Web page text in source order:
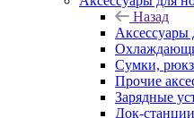
Назад
Аксессуары
Сумки,
Прочие
Зарядные
Док-